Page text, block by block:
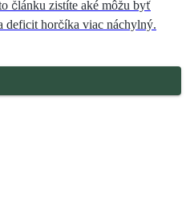
článku zistíte aké môžu byť
deficit horčíka viac náchylný.